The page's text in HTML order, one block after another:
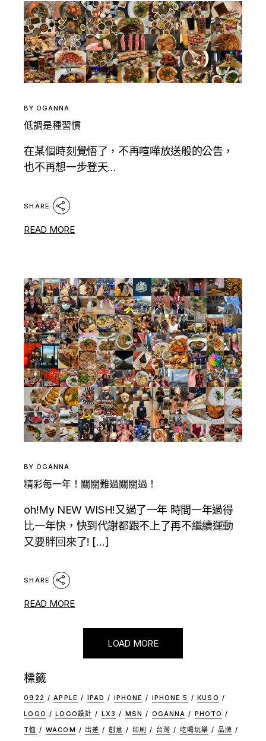
BY OGANNA
低調是種習慣
在某個時刻覺悟了，不再喧嘩放送般的公告，
也不再想一步登天...
SHARE
READ MORE
BY OGANNA
精彩每一年！關關難過關關過！
oh!My NEW WISH!又過了一年 時間一年過得
比一年快，快到代謝都跟不上了再不繼續運動
又要胖回來了! […]
SHARE
READ MORE
LOAD MORE
標籤
0922 APPLE IPAD IPHONE IPHONE 5
KUSO
LOGO
LOGO設計 LX3 MSN OGANNA
PHOTO
T恤
WACOM 出差 創意 印刷 台灣 吃喝玩樂
品牌